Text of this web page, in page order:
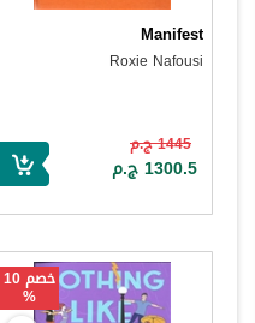
Manifest
Roxie Nafousi
1445 ج.م
1300.5 ج.م
خصم 10
%